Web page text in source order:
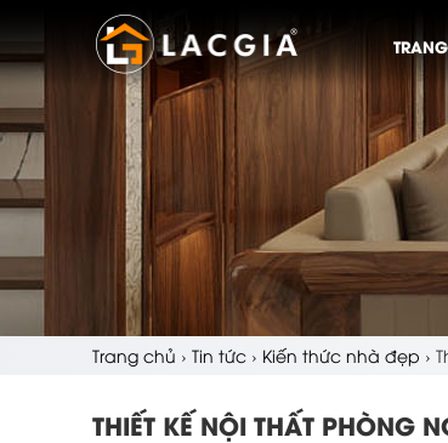
Trang chủ › Tin tức › Kiến thức nhà đẹp ›
THIẾT KẾ NỘI THẤT PHÒNG